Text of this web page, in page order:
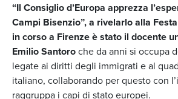
“Il Consiglio d’Europa apprezza
Campi Bisenzio”, a rivelarlo alla
in corso a Firenze è stato il docente
Emilio Santoroche da anni si occupa
legate ai diritti degli immigrati e al
italiano, collaborando per questo con
raggruppa i capi di stato europei.